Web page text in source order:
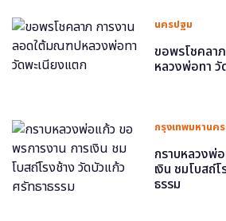
นครปฐม
ขอพรโชคลา
หลวงพ่อทา วั
กรุงเทพมหานค
กราบหลวงพ่
เงิน ชมโบสถ์
ธรรม